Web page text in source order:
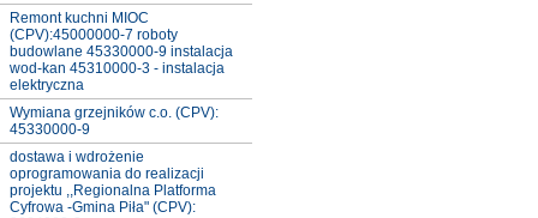
Remont kuchni MIOC
(CPV):45000000-7 roboty
budowlane 45330000-9 instalacja
wod-kan 45310000-3 - instalacja
elektryczna
Wymiana grzejników c.o. (CPV):
45330000-9
dostawa i wdrożenie
oprogramowania do realizacji
projektu ,,Regionalna Platforma
Cyfrowa -Gmina Piła" (CPV):